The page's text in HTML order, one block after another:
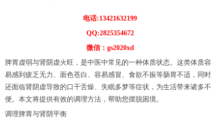
电话:13421632199
QQ:2825354672
微信：gs2020xd
脾胃虚弱与肾阴虚火旺，是中医中常见的一种体质状态。这类体质容
易感到疲乏无力、面色苍白、容易感冒、食欲不振等肠胃不适，同时
还面临肾阴虚导致的口干舌燥、失眠多梦等症状，为生活带来诸多不
便。本文将提供有效的调理方法，帮助您摆脱困境。
调理脾胃与肾阴平衡